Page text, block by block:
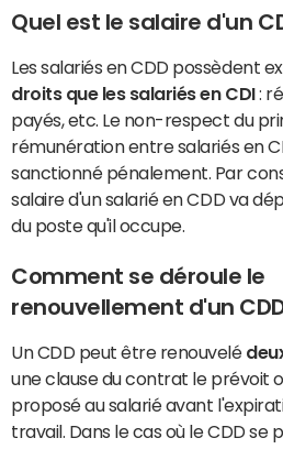
Quel est le salaire d'un
Les salariés en CDD possèdent
droits que les salariés en CDI:
payés, etc. Le non-respect du
rémunération entre salariés en
sanctionné pénalement. Par
salaire d'un salarié en CDD va
du poste qu'il occupe.
Comment se déroule le
renouvellement d'un
Un CDD peut être renouvelé
une clause du contrat le prévoit
proposé au salarié avant
travail. Dans le cas où le CDD se